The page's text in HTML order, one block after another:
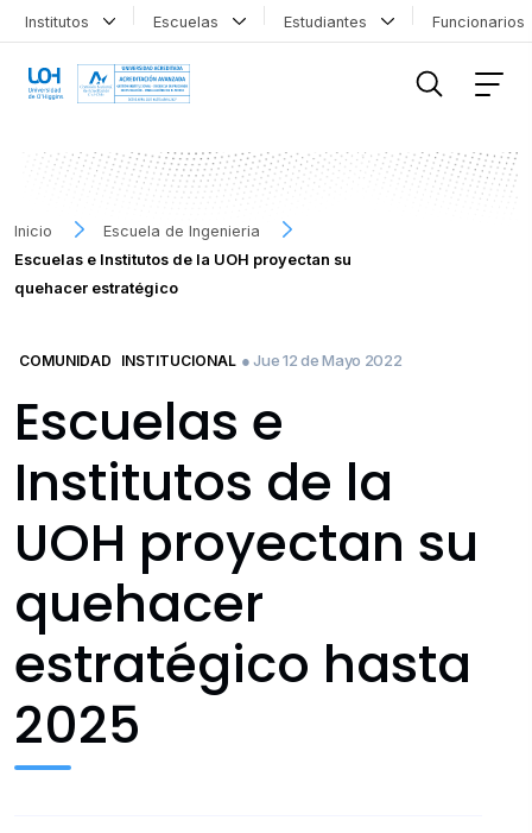
Institutos Escuelas Estudiantes
Inicio
Escuela de Ingenieria
Escuelas e Institutos de la UOH proyectan su
quehacer estratégico
COMUNIDAD INSTITUCIONAL ● Jue 12 de Mayo 2022
Escuelas e
Institutos de la
UOH proyectan su
quehacer
estratégico hasta
2025